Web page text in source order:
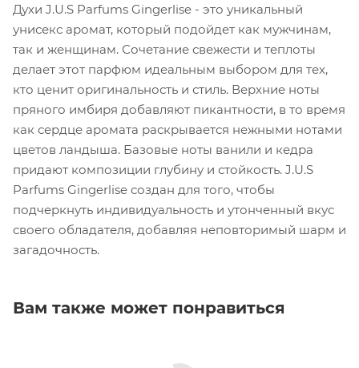
Духи J.U.S Parfums Gingerlise - это уникальный
унисекс аромат, который подойдет как мужчинам,
так и женщинам. Сочетание свежести и теплоты
делает этот парфюм идеальным выбором для тех,
кто ценит оригинальность и стиль. Верхние ноты
пряного имбиря добавляют пикантности, в то время
как сердце аромата раскрывается нежными нотами
цветов ландыша. Базовые ноты ванили и кедра
придают композиции глубину и стойкость. J.U.S
Parfums Gingerlise создан для того, чтобы
подчеркнуть индивидуальность и утонченный вкус
своего обладателя, добавляя неповторимый шарм и
загадочность.
Вам также может понравиться